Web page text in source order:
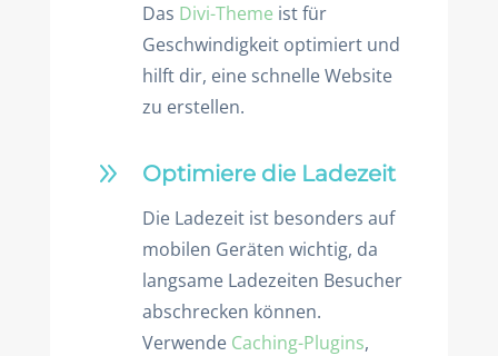
Das Divi-Theme ist für
Geschwindigkeit optimiert und
hilft dir, eine schnelle Website
zu erstellen.
9 Optimiere die Ladezeit
Die Ladezeit ist besonders auf
mobilen Geräten wichtig, da
langsame Ladezeiten Besucher
abschrecken können.
Verwende Caching-Plugins,